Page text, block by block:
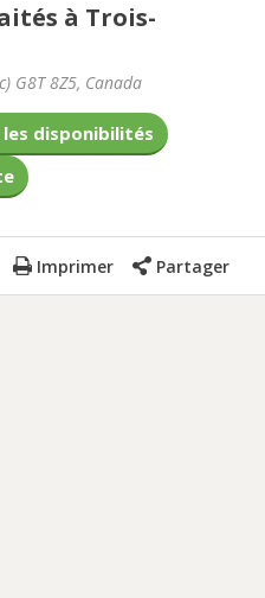
à Trois-
) G8T 8Z5, Canada
disponibilités
Imprimer Partager